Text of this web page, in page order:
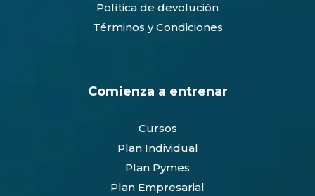
Política de devolución
Términos y Condiciones
Comienza a entrenar
Cursos
Plan Individual
Plan Pymes
Plan Empresarial